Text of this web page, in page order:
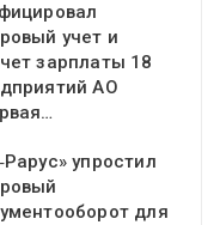
учет и
зарплаты 18
АО
упростил
для